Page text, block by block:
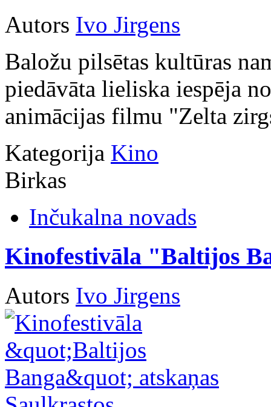
Autors Ivo Jirgens
Baložu pilsētas kultūras
piedāvāta lieliska iespēja
animācijas filmu "Zelta
Kategorija Kino
Birkas
Inčukalna novads
Kinofestivāla "Baltijos
Autors Ivo Jirgens